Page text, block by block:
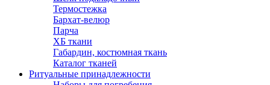
Термостежка
Бархат-велюр
Парча
ХБ ткани
Габардин, костюмная ткань
Каталог тканей
Ритуальные принадлежности